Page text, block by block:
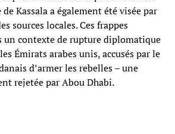
Kassala a également été visée par
sources locales. Ces frappes
contexte de rupture diplomatique
Émirats arabes unis, accusés par le
d’armer les rebelles – une
rejetée par Abou Dhabi.